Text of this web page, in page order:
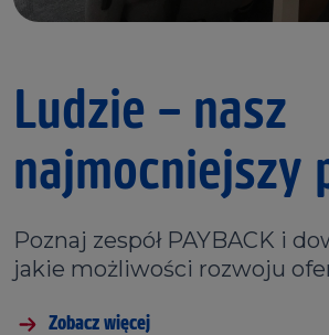
Ludzie – nasz
najmocniejszy
Poznaj zespół PAYBACK i
jakie możliwości rozwoju
Zobacz więcej